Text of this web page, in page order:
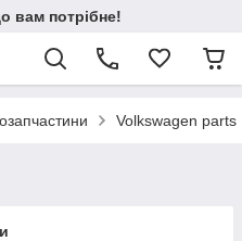
вам потрібне!
Volkswagen parts